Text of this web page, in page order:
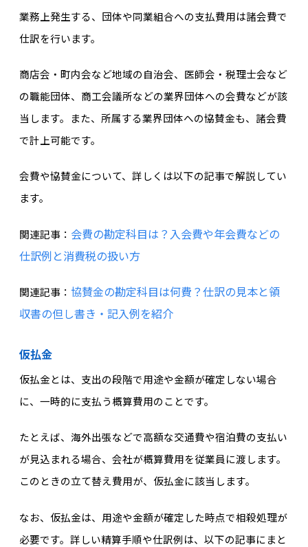
業務上発生する、団体や同業組合への支払費用は諸会費で
仕訳を行います。
商店会・町内会など地域の自治会、医師会・税理士会など
の職能団体、商工会議所などの業界団体への会費などが該
当します。また、所属する業界団体への協賛金も、諸会費
で計上可能です。
会費や協賛金について、詳しくは以下の記事で解説してい
ます。
関連記事： 会費の勘定科目は？入会費や年会費などの
仕訳例と消費税の扱い方
関連記事： 協賛金の勘定科目は何費？仕訳の見本と領
収書の但し書き・記入例を紹介
仮払金
仮払金とは、支出の段階で用途や金額が確定しない場合
に、一時的に支払う概算費用のことです。
たとえば、海外出張などで高額な交通費や宿泊費の支払い
が見込まれる場合、会社が概算費用を従業員に渡します。
このときの立て替え費用が、仮払金に該当します。
なお、仮払金は、用途や金額が確定した時点で相殺処理が
必要です。詳しい精算手順や仕訳例は、以下の記事にまと